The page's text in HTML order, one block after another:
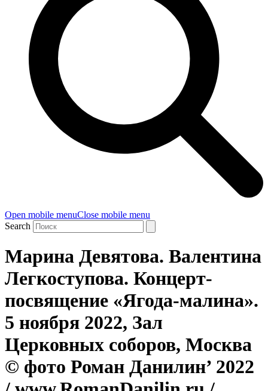
Open mobile menuClose mobile menu
Search
Марина Девятова. Валентина
Легкоступова. Концерт-
посвящение «Ягода-малина».
5 ноября 2022, Зал
Церковных соборов, Москва
© фото Роман Данилин’ 2022